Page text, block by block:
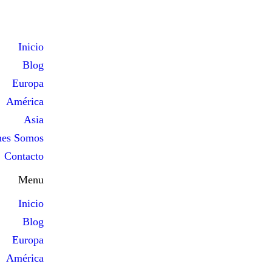
Inicio
Blog
Europa
América
Asia
Somos
Contacto
Menu
Inicio
Blog
Europa
América